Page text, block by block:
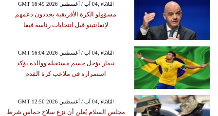
GMT 16:49 2026 الثلاثاء ,04 آب / أغسطس
مسؤولو الكرة الأفريقية يجددون دعمهم
لإنفانتينو قبل انتخابات رئاسة فيفا
GMT 16:04 2026 الثلاثاء ,04 آب / أغسطس
نيمار يؤجل حسم مستقبله ووالده يؤكد
استمراره في ملاعب كرة القدم
GMT 12:50 2026 الثلاثاء ,04 آب / أغسطس
مجلس السلام يُعلن أن نزع سلاح حماس شرط